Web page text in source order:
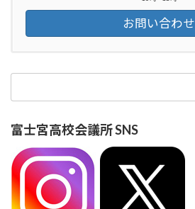
お問い合わせ
富士宮高校会議所 SNS